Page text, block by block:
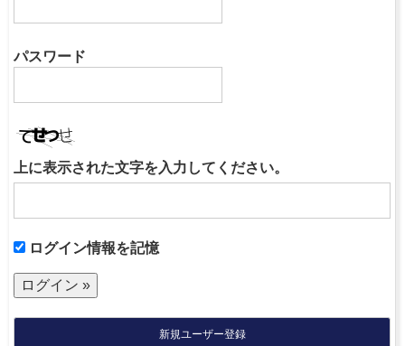
パスワード
上に表示された文字を入力してください。
ログイン情報を記憶
新規ユーザー登録